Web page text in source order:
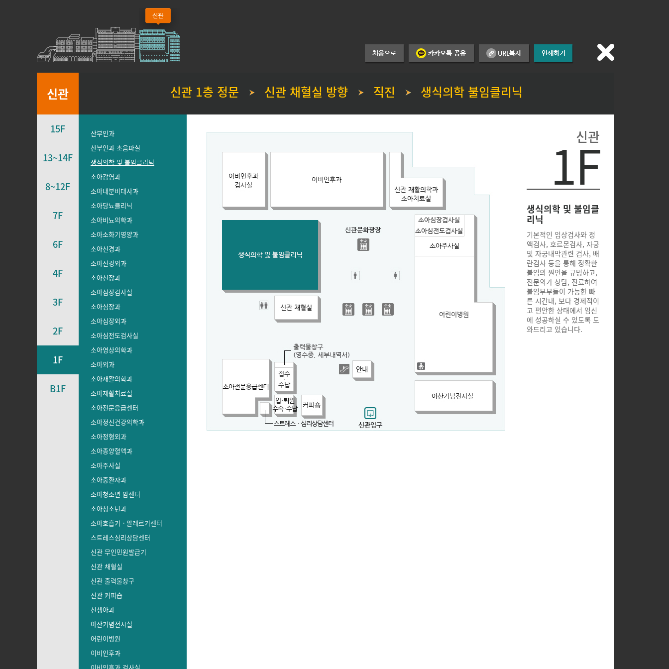
신관 신관 1층 정문 신관 채혈실 방향 직진 생식의학 불임클리닉
신관
1F
생식의학 및 불임클
리닉
기본적인 임상검사와 정
액검사, 호르몬검사, 자궁
및 자궁내막관련 검사, 배
란검사 등을 통해 정확한
불임의 원인을 규명하고,
전문의가 상담, 진료하여
불임부부들이 가능한 빠
른 시간내, 보다 경제적이
고 편안한 상태에서 임신
에 성공하실 수 있도록 도
와드리고 있습니다.
15F
13~14F
8~12F
7F
6F
4F
3F
2F
1F
B1F
산부인과
산부인과 초음파실
생식의학 및 불임클리닉
소아감염과
소아내분비대사과
소아당뇨클리닉
소아비뇨의학과
소아소화기영양과
소아신경과
소아신경외과
소아신장과
소아심장검사실
소아심장과
소아심장외과
소아심전도검사실
소아영상의학과
소아외과
소아재활의학과
소아재활치료실
소아전문응급센터
소아정신건강의학과
소아정형외과
소아종양혈액과
소아주사실
소아중환자과
소아청소년 암센터
소아청소년과
소아호흡기ㆍ알레르기센터
스트레스심리상담센터
신관 무인민원발급기
신관 채혈실
신관 출력물창구
신관 커피숍
신생아과
아산기념전시실
어린이병원
이비인후과